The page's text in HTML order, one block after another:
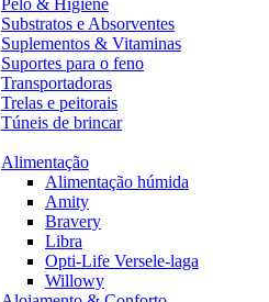
Pelo & Higiene
Substratos e Absorventes
Suplementos & Vitaminas
Suportes para o feno
Transportadoras
Trelas e peitorais
Túneis de brincar
Alimentação
Alimentação húmida
Amity
Bravery
Libra
Opti-Life Versele-laga
Willowy